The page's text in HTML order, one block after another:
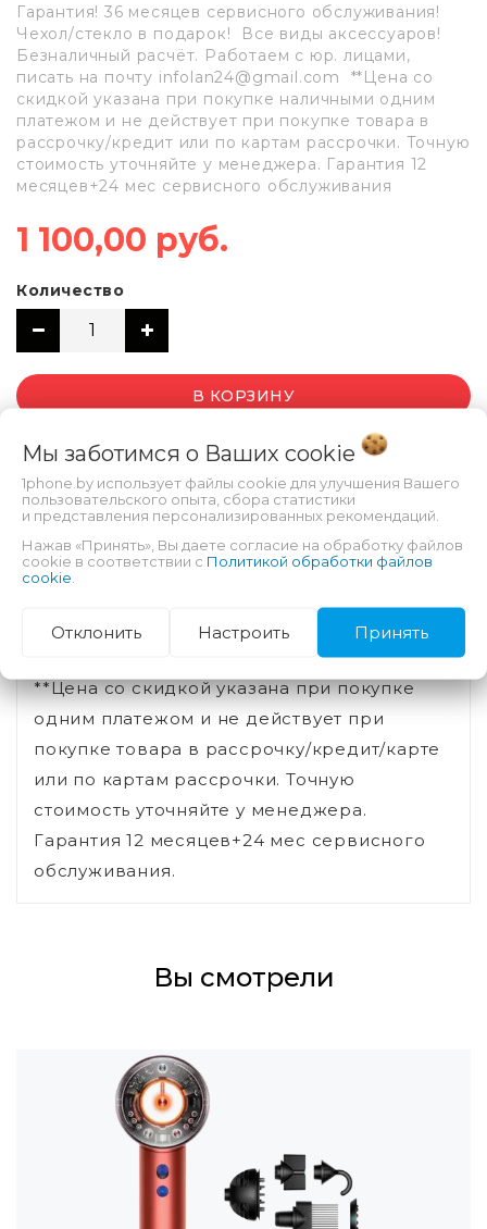
Гарантия! 36 месяцев сервисного обслуживания!
Чехол/стекло в подарок! Все виды аксессуаров!
Безналичный расчёт. Работаем с юр. лицами,
писать на почту infolan24@gmail.com **Цена со
скидкой указана при покупке наличными одним
платежом и не действует при покупке товара в
рассрочку/кредит или по картам рассрочки. Точную
стоимость уточняйте у менеджера. Гарантия 12
месяцев+24 мес сервисного обслуживания
1 100,00 руб.
Количество
В КОРЗИНУ
**Цена со скидкой указана при покупке
одним платежом и не действует при
покупке товара в рассрочку/кредит/карте
или по картам рассрочки. Точную
стоимость уточняйте у менеджера.
Гарантия 12 месяцев+24 мес сервисного
обслуживания.
Вы смотрели
Мы заботимся о Ваших cookie
1phone.by использует файлы cookie для улучшения Вашего
пользовательского опыта, сбора статистики
и представления персонализированных рекомендаций.
Нажав «Принять», Вы даете согласие на обработку файлов
cookie в соответствии с Политикой обработки файлов
cookie
Отклонить Настроить Принять